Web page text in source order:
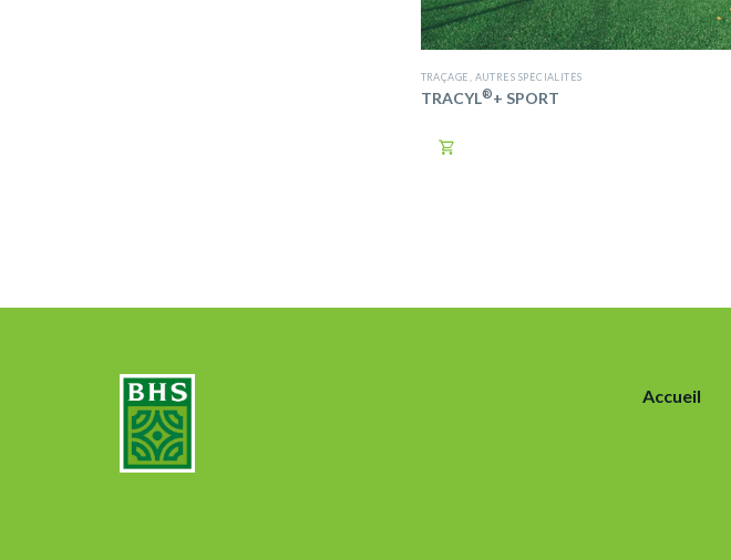
TRAÇAGE AUTRES SPÉCIALITÉS
TRACYL®+ SPORT

Accueil